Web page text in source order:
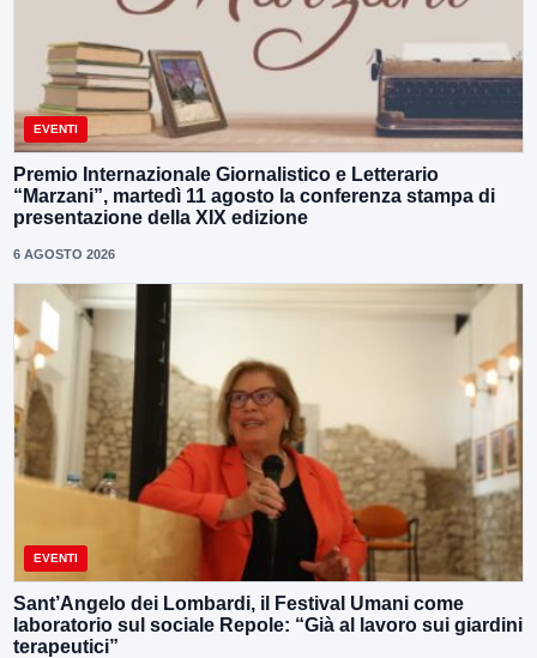
EVENTI
Premio Internazionale Giornalistico e Letterario
“Marzani”, martedì 11 agosto la conferenza stampa di
presentazione della XIX edizione
6 AGOSTO 2026
EVENTI
Sant’Angelo dei Lombardi, il Festival Umani come
laboratorio sul sociale Repole: “Già al lavoro sui giardini
terapeutici”